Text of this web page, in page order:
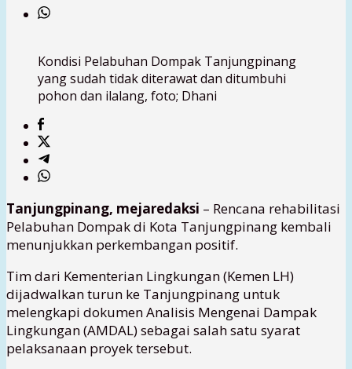
Kondisi Pelabuhan Dompak Tanjungpinang
yang sudah tidak diterawat dan ditumbuhi
pohon dan ilalang, foto; Dhani
Tanjungpinang, mejaredaksi – Rencana rehabilitasi
Pelabuhan Dompak di Kota Tanjungpinang kembali
menunjukkan perkembangan positif.
Tim dari Kementerian Lingkungan (Kemen LH)
dijadwalkan turun ke Tanjungpinang untuk
melengkapi dokumen Analisis Mengenai Dampak
Lingkungan (AMDAL) sebagai salah satu syarat
pelaksanaan proyek tersebut.